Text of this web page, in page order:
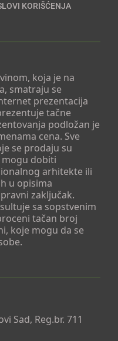
KORIŠĆENJA
koja je na
smatraju se
prezentacija
tačne
podložan je
cena. Sve
se prodaju su
mogu dobiti
arhitekte ili
u opisima
zaključak.
sa sopstvenim
tačan broj
koje mogu da se
Sad, Reg.br. 711